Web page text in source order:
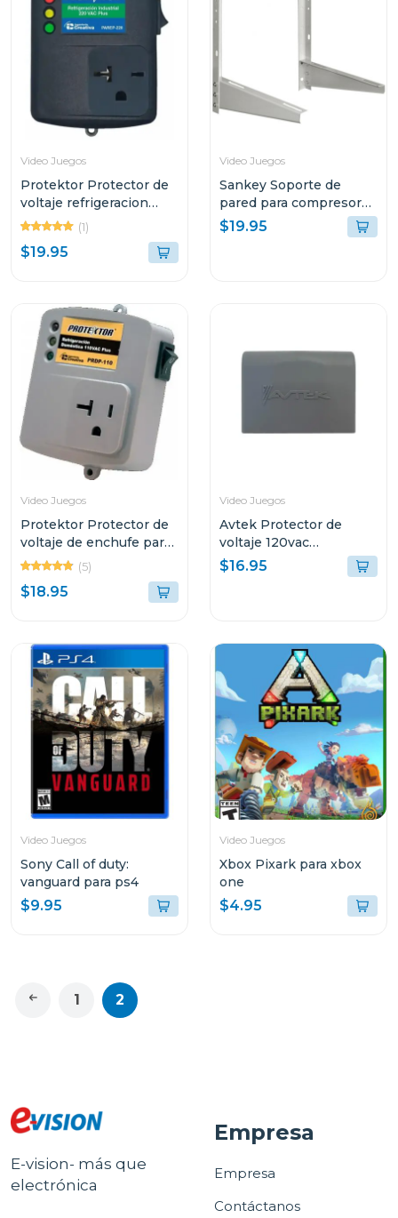
Video Juegos
Protektor Protector de
voltaje refrigeracion
industrial 220v
(1)
$19.95
Video Juegos
Sankey Soporte de
pared para compresores
de aire acondiconado
v5000
$19.95
Video Juegos
Protektor Protector de
voltaje de enchufe para
refrigeracion domestica
110 vac plus
(5)
$18.95
Video Juegos
Avtek Protector de
voltaje 120vac
cortacorriente ptn-1t515
$16.95
Video Juegos
Sony Call of duty:
vanguard para ps4
$9.95
Video Juegos
Xbox Pixark para xbox
one
$4.95
1 2
E-vision- más que
electrónica
Empresa
Empresa
Contáctanos